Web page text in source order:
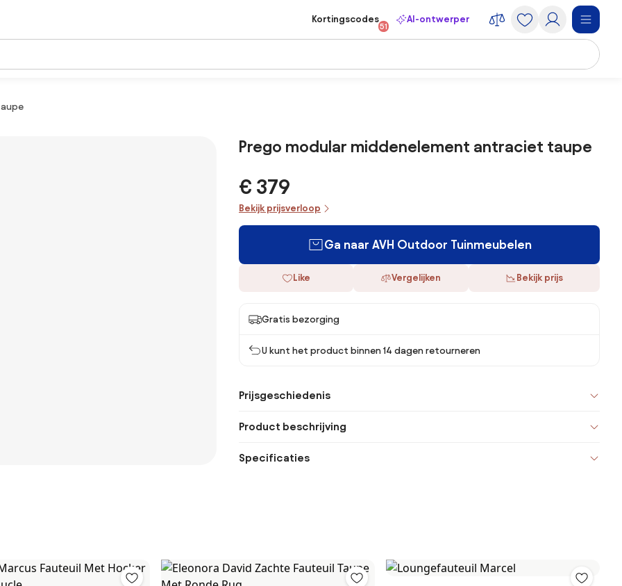
Kortingscodes
51
AI-ontwerper
Prego modular middenelement antraciet taupe
€ 379
Bekijk prijsverloop
Ga naar AVH Outdoor Tuinmeubelen
Like Vergelijken Bekijk prijs
Gratis bezorging
U kunt het product binnen 14 dagen retourneren
Prijsgeschiedenis
Product beschrijving
Specificaties